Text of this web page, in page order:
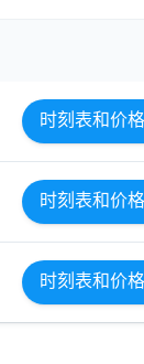
时刻表和价格
时刻表和价格
时刻表和价格